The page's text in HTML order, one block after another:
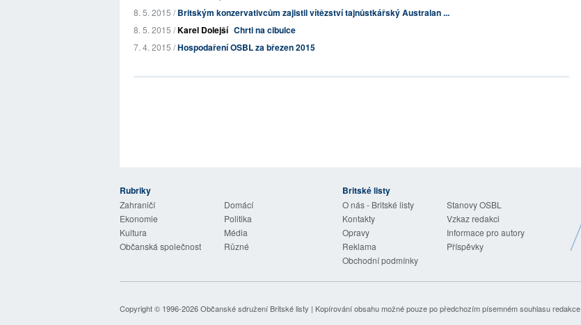
8. 5. 2015 /Britským konzervativcům zajistil vítězství tajnůstkářský Australan ...
8. 5. 2015 /Karel Dolejší Chrti na cibulce
7. 4. 2015 /Hospodaření OSBL za březen 2015
Rubriky
Zahraničí
Domácí
Ekonomie
Politika
Kultura
Média
Občanská společnost
Různé
Britské listy
O nás - Britské listy
Stanovy OSBL
Kontakty
Vzkaz redakci
Opravy
Informace pro autory
Reklama
Příspěvky
Obchodní podmínky
Copyright © 1996-2026Občanské sdružení Britské listy | Kopírování obsahu možné pouze po předchozím písemném souhlasu redakce.